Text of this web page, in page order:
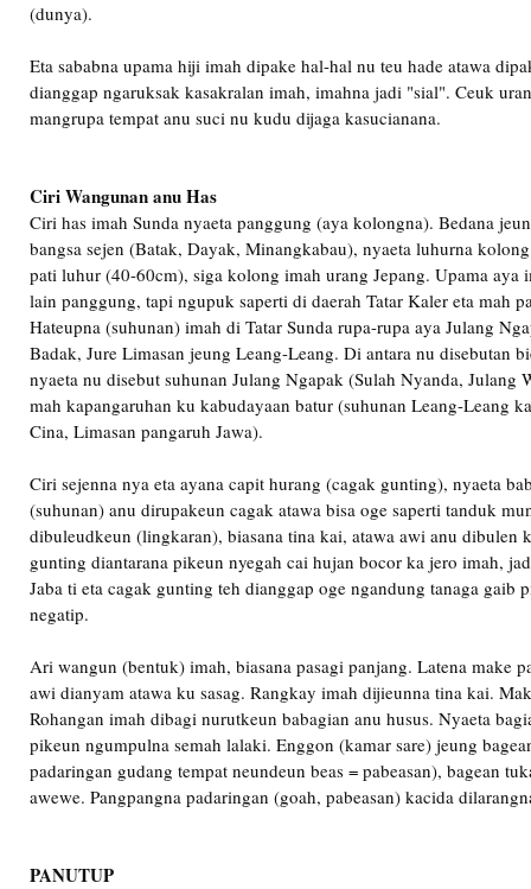
(dunya).
Eta sababna upama hiji imah dipake hal-hal nu teu hade atawa
dianggap ngaruksak kasakralan imah, imahna jadi "sial". Ceuk
mangrupa tempat anu suci nu kudu dijaga kasucianana.
Ciri Wangunan anu Has
Ciri has imah Sunda nyaeta panggung (aya kolongna). Bedana
bangsa sejen (Batak, Dayak, Minangkabau), nyaeta luhurna
pati luhur (40-60cm), siga kolong imah urang Jepang. Upama aya
lain panggung, tapi ngupuk saperti di daerah Tatar Kaler eta mah
Hateupna (suhunan) imah di Tatar Sunda rupa-rupa aya Julang
Badak, Jure Limasan jeung Leang-Leang. Di antara nu disebutan
nyaeta nu disebut suhunan Julang Ngapak (Sulah Nyanda, Julang
mah kapangaruhan ku kabudayaan batur (suhunan Leang-Leang
Cina, Limasan pangaruh Jawa).
Ciri sejenna nya eta ayana capit hurang (cagak gunting), nyaeta
(suhunan) anu dirupakeun cagak atawa bisa oge saperti tanduk
dibuleudkeun (lingkaran), biasana tina kai, atawa awi anu dibulen
gunting diantarana pikeun nyegah cai hujan bocor ka jero imah,
Jaba ti eta cagak gunting teh dianggap oge ngandung tanaga gaib
negatip.
Ari wangun (bentuk) imah, biasana pasagi panjang. Latena make
awi dianyam atawa ku sasag. Rangkay imah dijieunna tina kai.
Rohangan imah dibagi nurutkeun babagian anu husus. Nyaeta
pikeun ngumpulna semah lalaki. Enggon (kamar sare) jeung
padaringan gudang tempat neundeun beas = pabeasan), bagean
awewe. Pangpangna padaringan (goah, pabeasan) kacida
PANUTUP